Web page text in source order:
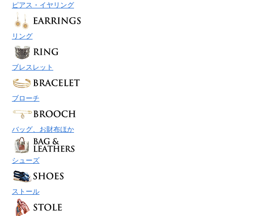
ピアス・イヤリング
リング
ブレスレット
ブローチ
バッグ、お財布ほか
シューズ
ストール